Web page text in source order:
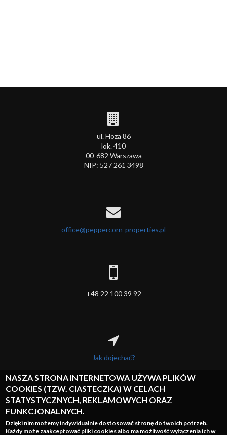
ul. Hoza 86
lok. 410
00-682 Warszawa
NIP: 527 261 3498
office@peppercorn-properties.pl
+48 22 100 39 92
Jak dojechać?
Logowanie
NASZA STRONA INTERNETOWA UŻYWA PLIKÓW
COOKIES (TZW. CIASTECZKA) W CELACH
STATYSTYCZNYCH, REKLAMOWYCH ORAZ
FUNKCJONALNYCH.
Dzięki nim możemy indywidualnie dostosować stronę do twoich potrzeb.
Każdy może zaakceptować pliki cookies albo ma możliwość wyłączenia ich w